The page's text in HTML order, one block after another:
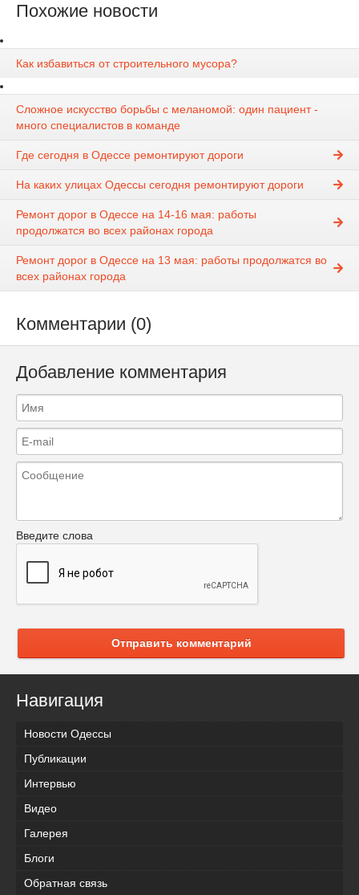
Похожие новости
Как избавиться от строительного мусора?
Сложное искусство борьбы с меланомой: один пациент -
много специалистов в команде
Где сегодня в Одессе ремонтируют дороги
На каких улицах Одессы сегодня ремонтируют дороги
Ремонт дорог в Одессе на 14-16 мая: работы
продолжатся во всех районах города
Ремонт дорог в Одессе на 13 мая: работы продолжатся во
всех районах города
Комментарии (0)
Добавление комментария
Введите слова
Отправить комментарий
Навигация
Новости Одессы
Публикации
Интервью
Видео
Галерея
Блоги
Обратная связь